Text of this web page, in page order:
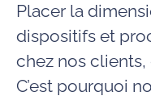
Placer la
dispositifs et
chez nos clients,
C’est pourquoi